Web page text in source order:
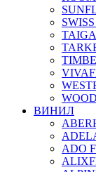
TAIGA
ВИНИЛ
ADO